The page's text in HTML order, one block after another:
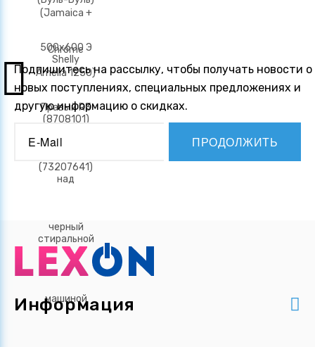
Подпишитесь на рассылку, чтобы получать новости о
новых поступлениях, специальных предложениях и
другую информацию о скидках.
ПРОДОЛЖИТЬ
Информация